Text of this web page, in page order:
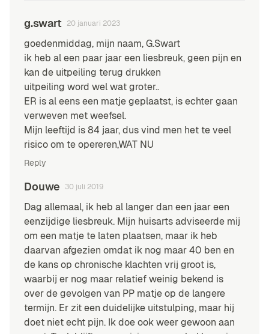
g.swart 20 januari 2023
goedenmiddag, mijn naam, G.Swart
ik heb al een paar jaar een liesbreuk, geen pijn en
kan de uitpeiling terug drukken
uitpeiling word wel wat groter..
ER is al eens een matje geplaatst, is echter gaan
verweven met weefsel.
Mijn leeftijd is 84 jaar, dus vind men het te veel
risico om te opereren,WAT NU
Reply
Douwe 30 juli 2019
Dag allemaal, ik heb al langer dan een jaar een
eenzijdige liesbreuk. Mijn huisarts adviseerde mij
om een matje te laten plaatsen, maar ik heb
daarvan afgezien omdat ik nog maar 40 ben en
de kans op chronische klachten vrij groot is,
waarbij er nog maar relatief weinig bekend is
over de gevolgen van PP matje op de langere
termijn. Er zit een duidelijke uitstulping, maar hij
doet niet echt pijn. Ik doe ook weer gewoon aan